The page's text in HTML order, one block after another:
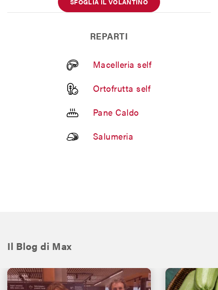
REPARTI
Macelleria self
Ortofrutta self
Pane Caldo
Salumeria
Il Blog di Max